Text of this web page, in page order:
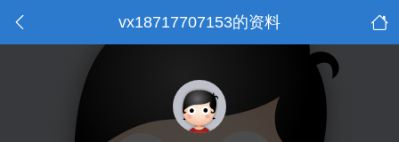
vx18717707153的资料